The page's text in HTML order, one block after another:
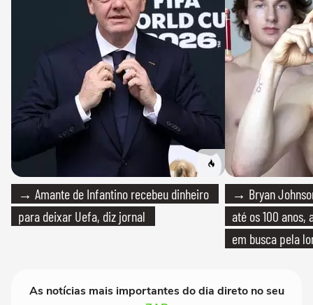
→ Amante de Infantino recebeu dinheiro
para deixar Uefa, diz jornal
→ Bryan
até os 100
em busca pela
As notícias mais importantes do dia direto no seu